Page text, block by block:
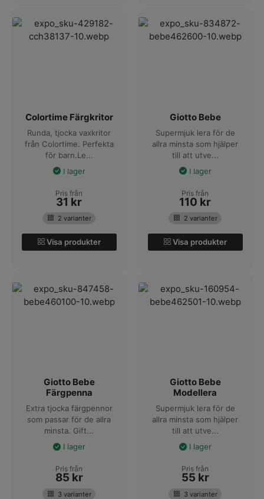
Colortime Färgkritor
Runda, tjocka vaxkritor
från Colortime. Perfekta
för barn.Le...
I lager
Pris från
31 kr
2 varianter
Visa produkter
Giotto Bebe
Supermjuk lera för de
allra minsta som hjälper
till att utve...
I lager
Pris från
110 kr
2 varianter
Visa produkter
Giotto Bebe
Färgpenna
Extra tjocka färgpennor
som passar för de allra
minsta. Gift...
I lager
Pris från
85 kr
3 varianter
Giotto Bebe
Modellera
Supermjuk lera för de
allra minsta som hjälper
till att utve...
I lager
Pris från
55 kr
3 varianter